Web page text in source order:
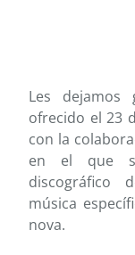
Les dejamos
ofrecido el 23
con la
en el que
discográfico
música
nova.